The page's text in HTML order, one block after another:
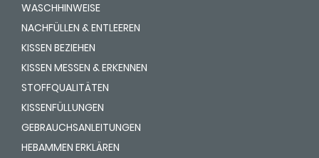
WASCHHINWEISE
NACHFÜLLEN & ENTLEEREN
KISSEN BEZIEHEN
KISSEN MESSEN & ERKENNEN
STOFFQUALITÄTEN
KISSENFÜLLUNGEN
GEBRAUCHSANLEITUNGEN
HEBAMMEN ERKLÄREN